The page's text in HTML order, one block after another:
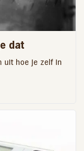
dat
uit hoe je zelf in